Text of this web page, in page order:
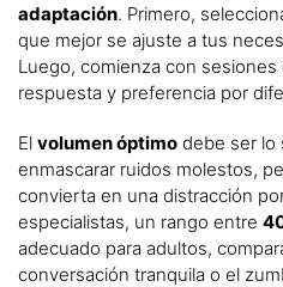
adaptación. Primero,
que mejor se ajuste a tus
Luego, comienza con
respuesta y preferencia por
El volumen óptimo debe ser lo
enmascarar ruidos molestos,
convierta en una distracción
especialistas, un rango entre
adecuado para adultos,
conversación tranquila o el